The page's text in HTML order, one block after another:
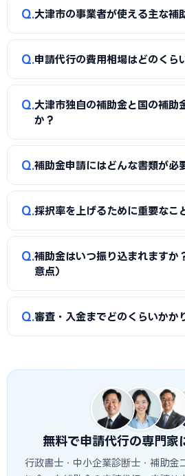
A
補助金は事業計画書の完成度で採
成、必要書類の整備、申請システム
択後の実績報告まで一貫してサポート
Q 大津市の事業者が使える主な補
A
国の「ものづくり補助金」「IT導
投資補助金」に加え、大津市独自の
きます。詳しくは本記事の「大津市独
の主要補助金」の各セクションをご覧
Q 申請代行の費用相場はどのくら
A
一般的に「着手金（無料〜数万円
の10〜15%程度）」の体系が多く、
約前に見積もりと報酬条件を必ず確
では大津市に対応した実績豊富な専
Q 大津市独自の補助金と国の補助
か？
A
同一経費への重複申請はできませ
金）」のように分けることで、異な
を活用できるケースがあります。経費
Q 補助金申請にはどんな書類が必
A
一般的に、事業計画書、見積書、
類（賃上げ表明・事業継続力強化計
ます。申請代行ではこれらの書類整備
し、差し戻しによる遅延を防ぎます。
Q 採択率を上げるために重要なこ
A
①公募要領の加点項目を漏れなく
決策・効果を定量的（数値）で示す
市の地域特性や自社の強みを盛り込
されます。申請代行はこの作り込み
Q 補助金はいつ振り込まれますか
意点）
A
補助金は原則「後払い（精算払い
Q 審査・入金までどのくらいかか
決定・事業実施・実績報告を経て入
入金まで半年〜1年程度かかるのが一
補助金は予算上限に達し次第終了す
の相談・申請が有利です。
無料で申請代行の専門家
行政書士・中小企業診断士・補助金